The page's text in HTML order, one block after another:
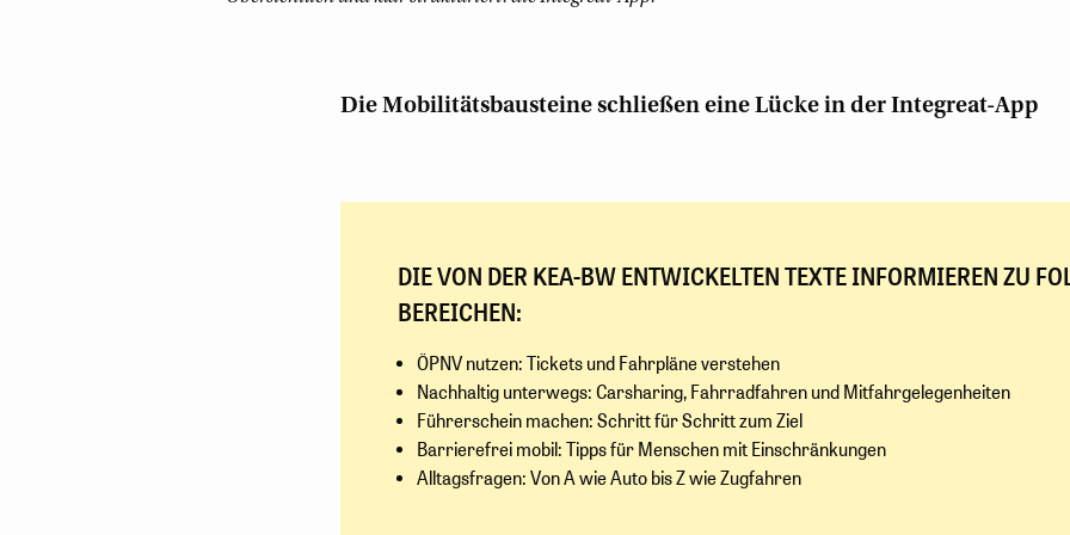
Die Mobilitätsbausteine schließen eine Lücke in der Integreat-App
DIE VON DER KEA-BW ENTWICKELTEN TEXTE INFORMIEREN ZU
BEREICHEN:
ÖPNV nutzen: Tickets und Fahrpläne verstehen
Nachhaltig unterwegs: Carsharing, Fahrradfahren und Mitfahrgelegenheiten
Führerschein machen: Schritt für Schritt zum Ziel
Barrierefrei mobil: Tipps für Menschen mit Einschränkungen
Alltagsfragen: Von A wie Auto bis Z wie Zugfahren